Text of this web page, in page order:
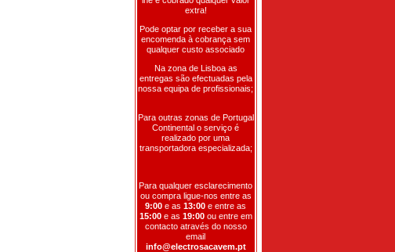
extra!
Pode optar por receber a sua
encomenda à cobrança sem
qualquer custo associado
Na zona de Lisboa as
entregas são efectuadas pela
nossa equipa de profissionais;
Para outras zonas de Portugal
Continental o serviço é
realizado por uma
transportadora especializada;
Para qualquer esclarecimento
ou compra ligue-nos entre as
9:00 e as 13:00 e entre as
15:00e as 19:00 ou entre em
contacto através do nosso
email
info@electrosacavem.pt